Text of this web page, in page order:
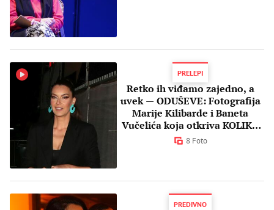
PRELEPI
Retko ih viđamo zajedno, a
uvek — ODUŠEVE: Fotografija
Marije Kilibarde i Baneta
Vučelića koja otkriva KOLIKO
se vole
8 Foto
PREDIVNO